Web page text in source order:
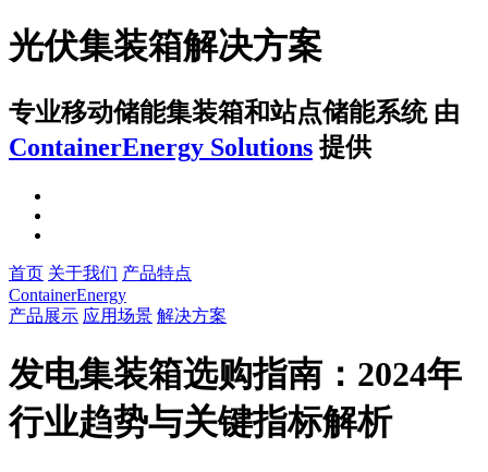
光伏集装箱解决方案
专业移动储能集装箱和站点储能系统 由
ContainerEnergy Solutions 提供
首页 关于我们 产品特点
ContainerEnergy
产品展示 应用场景 解决方案
发电集装箱选购指南：2024年
行业趋势与关键指标解析